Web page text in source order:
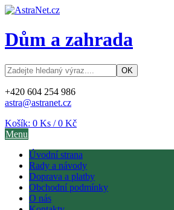
Dům a zahrada
+420 604 254 986
astra@astranet.cz
Košík: 0 Ks /0 Kč
Menu
Úvodní strana
Rady a návody
Doprava a platby
Obchodní podmínky
O nás